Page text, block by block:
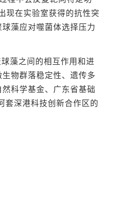
现在实验室获得的抗性突
藻应对噬菌体选择压力
藻之间的相互作用和进
物群落稳定性、遗传多
科学基金、广东省基础
套深港科技创新合作区的